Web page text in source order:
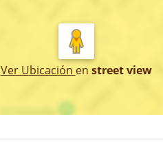
Ver Ubicación en street view